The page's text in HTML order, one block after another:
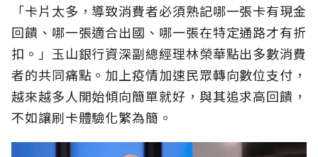
「卡片太多，導致消費者必須熟記哪一張卡有現金
回饋、哪一張適合出國、哪一張在特定通路才有折
扣。」玉山銀行資深副總經理林榮華點出多數消費
者的共同痛點。加上疫情加速民眾轉向數位支付，
越來越多人開始傾向簡單就好，與其追求高回饋，
不如讓刷卡體驗化繁為簡。